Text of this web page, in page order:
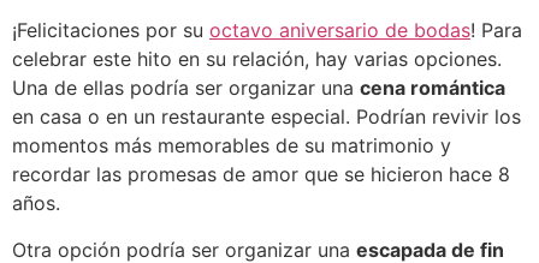
¡Felicitaciones por su octavo aniversario de bodas! Para
celebrar este hito en su relación, hay varias opciones.
Una de ellas podría ser organizar una cena romántica
en casa o en un restaurante especial. Podrían revivir los
momentos más memorables de su matrimonio y
recordar las promesas de amor que se hicieron hace 8
años.
Otra opción podría ser organizar una escapada de fin